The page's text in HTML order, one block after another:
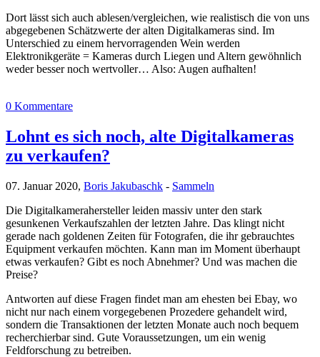
Dort lässt sich auch ablesen/vergleichen, wie realistisch die von uns
abgegebenen Schätzwerte der alten Digitalkameras sind. Im
Unterschied zu einem hervorragenden Wein werden
Elektronikgeräte = Kameras durch Liegen und Altern gewöhnlich
weder besser noch wertvoller… Also: Augen aufhalten!
0 Kommentare
Lohnt es sich noch, alte Digitalkameras
zu verkaufen?
07. Januar 2020, Boris Jakubaschk - Sammeln
Die Digitalkamerahersteller leiden massiv unter den stark
gesunkenen Verkaufszahlen der letzten Jahre. Das klingt nicht
gerade nach goldenen Zeiten für Fotografen, die ihr gebrauchtes
Equipment verkaufen möchten. Kann man im Moment überhaupt
etwas verkaufen? Gibt es noch Abnehmer? Und was machen die
Preise?
Antworten auf diese Fragen findet man am ehesten bei Ebay, wo
nicht nur nach einem vorgegebenen Prozedere gehandelt wird,
sondern die Transaktionen der letzten Monate auch noch bequem
recherchierbar sind. Gute Voraussetzungen, um ein wenig
Feldforschung zu betreiben.